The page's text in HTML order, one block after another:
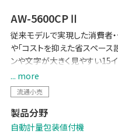
AW-5600CPⅡ
従来モデルで実現した消費者・
や「コストを抑えた省スペース
ンや文字が大きく見やすい15
ることで、マスター管理のた
強化した汎用包装機です。
少人数運用を可能にする「生
on Time-」や「TERAOKA IoT
... more
流通小売
製品分野
自動計量包装値付機